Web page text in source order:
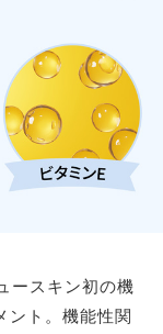
ースキン初の機
ント。機能性関